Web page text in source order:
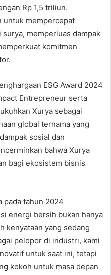
Rp 1,5 triliun.
untuk mempercepat
memperluas dampak
komitmen
ESG Award 2024
Entrepreneur serta
Xurya sebagai
global ternama yang
sosial dan
bahwa Xurya
bagi ekosistem bisnis
pada tahun 2024
energi bersih bukan hanya
kenyataan yang sedang
pelopor di industri, kami
untuk saat ini, tetapi
kokoh untuk masa depan